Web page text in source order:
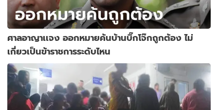
ศาลอาญาเเจง ออกหมายค้นบ้านบิ๊กโจ๊กถูกต้อง ไม่
เกี่ยวเป็นข้าราชการระดับไหน